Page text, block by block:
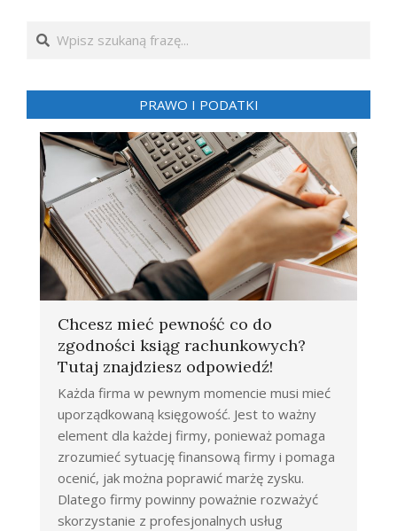
Search
PRAWO I PODATKI
Chcesz mieć pewność co do
zgodności ksiąg rachunkowych?
Tutaj znajdziesz odpowiedź!
Każda firma w pewnym momencie musi mieć
uporządkowaną księgowość. Jest to ważny
element dla każdej firmy, ponieważ pomaga
zrozumieć sytuację finansową firmy i pomaga
ocenić, jak można poprawić marżę zysku.
Dlatego firmy powinny poważnie rozważyć
skorzystanie z profesjonalnych usług